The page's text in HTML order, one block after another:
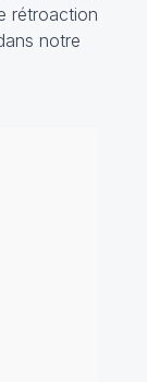
rétroaction
notre